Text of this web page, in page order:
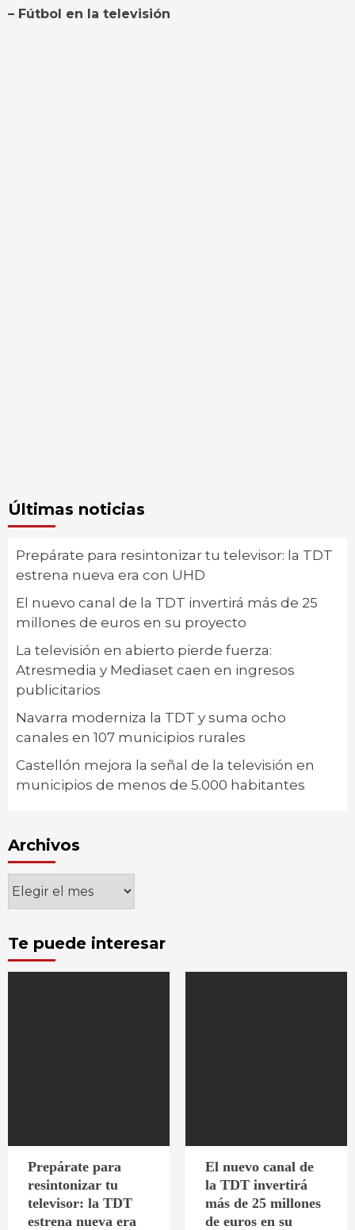
– Fútbol en la televisión
Últimas noticias
Prepárate para resintonizar tu televisor: la TDT
estrena nueva era con UHD
El nuevo canal de la TDT invertirá más de 25
millones de euros en su proyecto
La televisión en abierto pierde fuerza:
Atresmedia y Mediaset caen en ingresos
publicitarios
Navarra moderniza la TDT y suma ocho
canales en 107 municipios rurales
Castellón mejora la señal de la televisión en
municipios de menos de 5.000 habitantes
Archivos
Te puede interesar
Prepárate para
resintonizar tu
televisor: la TDT
estrena nueva era
El nuevo canal de
la TDT invertirá
más de 25 millones
de euros en su